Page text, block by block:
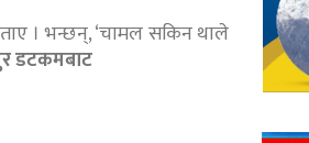
। भन्छन्, ‘चामल सकिन थाले
डटकमबाट